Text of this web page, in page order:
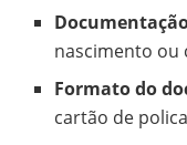
nascimento ou
Formato do
cartão de